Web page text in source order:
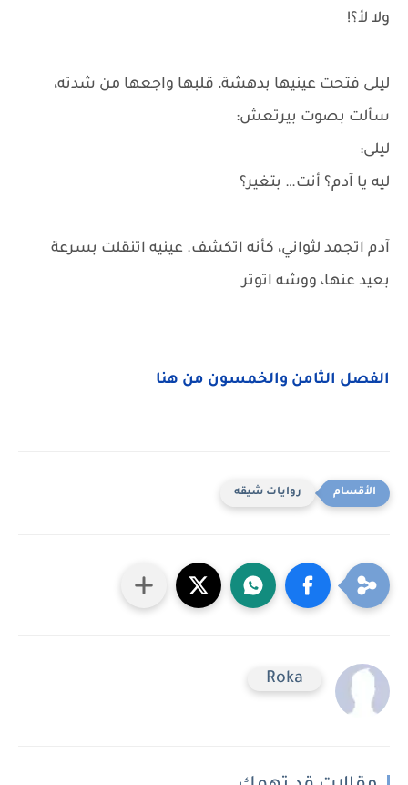
ولا لأ؟!
ليلى فتحت عينيها بدهشة، قلبها واجعها من شدته،
سألت بصوت بيرتعش:
ليلى:
ليه يا آدم؟ أنت… بتغير؟
آدم اتجمد لثواني، كأنه اتكشف. عينيه اتنقلت بسرعة
بعيد عنها، ووشه اتوتر
الفصل الثامن والخمسون من هنا
روايات شيقه
Roka